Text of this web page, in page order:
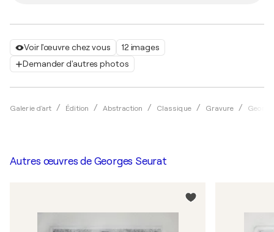
Voir l'œuvre chez vous
12 images
Demander d'autres photos
Galerie d'art Édition Abstraction Classique Gravure
Autres œuvres de Georges Seurat